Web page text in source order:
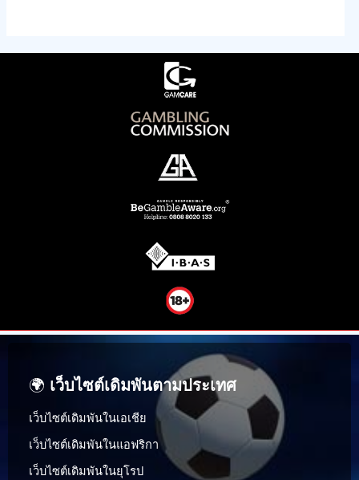
🌍 เว็บไซต์เดิมพันตามประเทศ
เว็บไซต์เดิมพันในเอเชีย
เว็บไซต์เดิมพันในแอฟริกา
เว็บไซต์เดิมพันในยุโรป